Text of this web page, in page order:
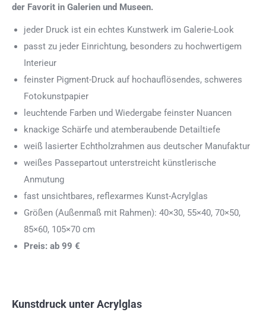
der Favorit in Galerien und Museen.
jeder Druck ist ein echtes Kunstwerk im Galerie-Look
passt zu jeder Einrichtung, besonders zu hochwertigem
Interieur
feinster Pigment-Druck auf hochauflösendes, schweres
Fotokunstpapier
leuchtende Farben und Wiedergabe feinster Nuancen
knackige Schärfe und atemberaubende Detailtiefe
weiß lasierter Echtholzrahmen aus deutscher Manufaktur
weißes Passepartout unterstreicht künstlerische
Anmutung
fast unsichtbares, reflexarmes Kunst-Acrylglas
Größen (Außenmaß mit Rahmen): 40×30, 55×40, 70×50,
85×60, 105×70 cm
Preis: ab 99 €
Kunstdruck unter Acrylglas